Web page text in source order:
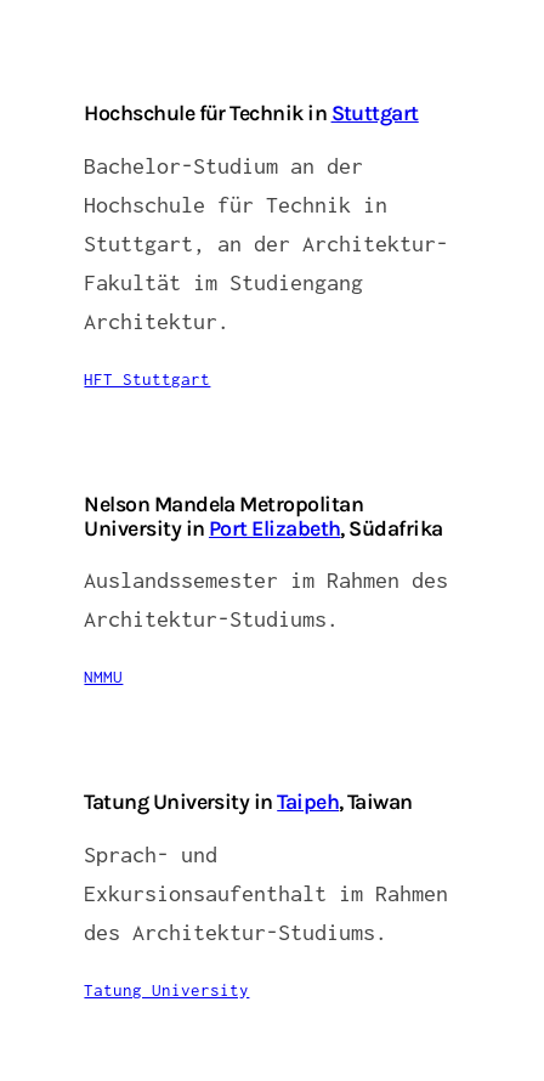
Hochschule für Technik in Stuttgart
Bachelor-Studium an der
Hochschule für Technik in
Stuttgart, an der Architektur-
Fakultät im Studiengang
Architektur.
HFT Stuttgart
Nelson Mandela Metropolitan
University in Port Elizabeth, Südafrika
Auslandssemester im Rahmen des
Architektur-Studiums.
NMMU
Tatung University inTaipeh, Taiwan
Sprach- und
Exkursionsaufenthalt im Rahmen
des Architektur-Studiums.
Tatung University